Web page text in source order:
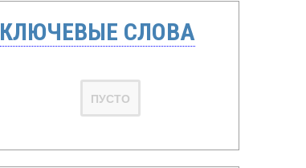
КЛЮЧЕВЫЕ СЛОВА
ПУСТО